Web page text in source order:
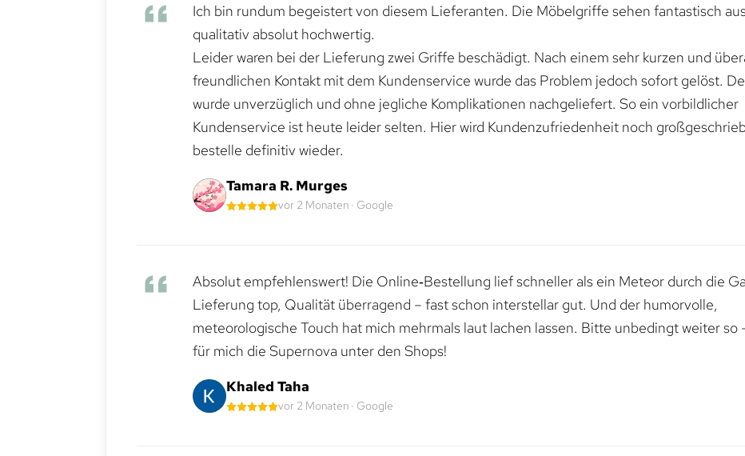
Ich bin rundum begeistert von diesem Lieferanten. Die Möbelgriffe sehen fantastisch
qualitativ absolut hochwertig.
Leider waren bei der Lieferung zwei Griffe beschädigt. Nach einem sehr kurzen und
freundlichen Kontakt mit dem Kundenservice wurde das Problem jedoch sofort gelöst.
wurde unverzüglich und ohne jegliche Komplikationen nachgeliefert. So ein vorbildlicher
Kundenservice ist heute leider selten. Hier wird Kundenzufriedenheit noch
bestelle definitiv wieder.
Tamara R. Murges
vor 2 Monaten · Google
Absolut empfehlenswert! Die Online‑Bestellung lief schneller als ein Meteor durch die
Lieferung top, Qualität überragend – fast schon interstellar gut. Und der humorvolle,
meteorologische Touch hat mich mehrmals laut lachen lassen. Bitte unbedingt weiter so
für mich die Supernova unter den Shops!
Khaled Taha
vor 2 Monaten · Google